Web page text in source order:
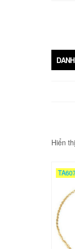
Hiển